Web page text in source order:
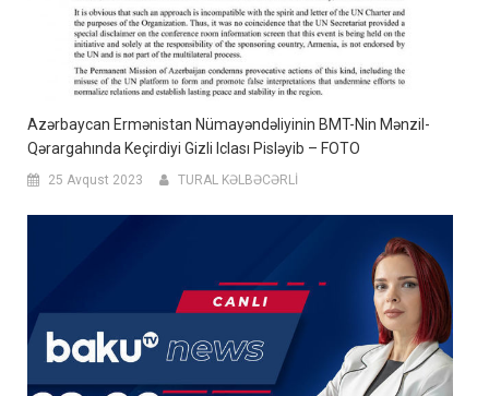
Azərbaycan Ermənistan Nümayəndəliyinin BMT-Nin Mənzil-
Qərargahında Keçirdiyi Gizli Iclası Pisləyib – FOTO
25 Avqust 2023 TURAL KƏLBƏCƏRLİ